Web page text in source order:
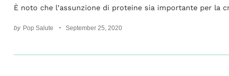
È noto che l’assunzione di proteine sia importante per la
by Pop Salute September 25, 2020